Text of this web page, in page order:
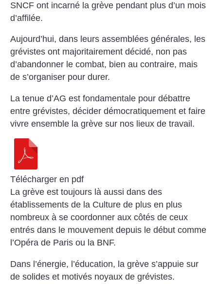
SNCF ont incarné la grève pendant plus d’un mois
d’affilée.
Aujourd’hui, dans leurs assemblées générales, les
grévistes ont majoritairement décidé, non pas
d’abandonner le combat, bien au contraire, mais
de s’organiser pour durer.
La tenue d’AG est fondamentale pour débattre
entre grévistes, décider démocratiquement et faire
vivre ensemble la grève sur nos lieux de travail.
Télécharger en pdf
La grève est toujours là aussi dans des
établissements de la Culture de plus en plus
nombreux à se coordonner aux côtés de ceux
entrés dans le mouvement depuis le début comme
l’Opéra de Paris ou la BNF.
Dans l’énergie, l’éducation, la grève s’appuie sur
de solides et motivés noyaux de grévistes.